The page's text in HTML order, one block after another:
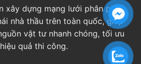
xây dựng mạng lưới phân phối
nhà thầu trên toàn quốc, giúp
vật tư nhanh chóng, tối ưu
quả thi công.